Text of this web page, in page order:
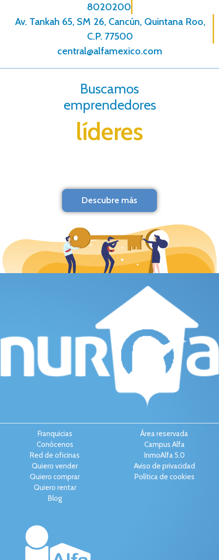
8020200
Av. Tankah 65, SM 26, Cancún, Quintana Roo,
C.P. 77500
central@alfamexico.com
Buscamos
emprendedores
líderes
Descubre más
Franquicias
Conócenos
Red de oficinas
Quiero vender
Quiero comprar
Quiero rentar
Blog
Área reservada
Campus Alfa
InmoAlfa 5.0
Aviso de privacidad
Política de cookies